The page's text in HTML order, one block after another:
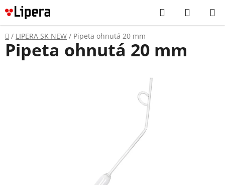
Prejsť
na
obsah
Hľadať
KOŠÍK
Domov
/ LIPERA SK NEW / Pipeta ohnutá 20 mm
Pipeta ohnutá 20 mm